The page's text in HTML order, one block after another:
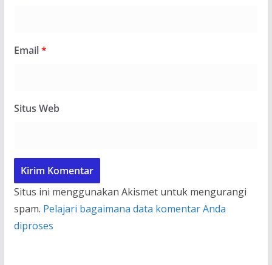
Email*
Situs Web
Situs ini menggunakan Akismet untuk mengurangi
spam. Pelajari bagaimana data komentar Anda
diproses